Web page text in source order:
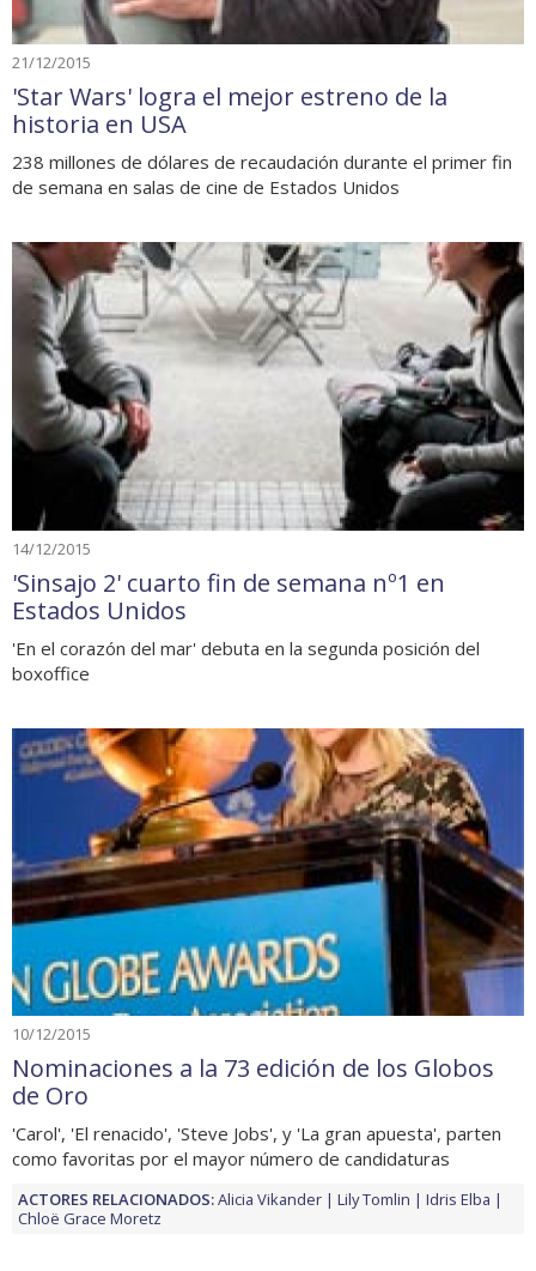
21/12/2015
'Star Wars' logra el mejor estreno de la
historia en USA
238 millones de dólares de recaudación durante el primer fin
de semana en salas de cine de Estados Unidos
14/12/2015
'Sinsajo 2' cuarto fin de semana nº1 en
Estados Unidos
'En el corazón del mar' debuta en la segunda posición del
boxoffice
10/12/2015
Nominaciones a la 73 edición de los Globos
de Oro
'Carol', 'El renacido', 'Steve Jobs', y 'La gran apuesta', parten
como favoritas por el mayor número de candidaturas
ACTORES RELACIONADOS:Alicia Vikander Lily Tomlin
Idris Elba
Chloë Grace Moretz